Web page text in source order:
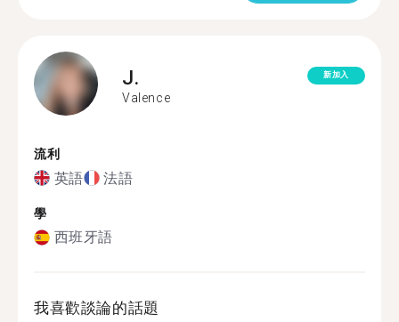
J.
Valence
新加入
流利
英語 法語
學
西班牙語
我喜歡談論的話題